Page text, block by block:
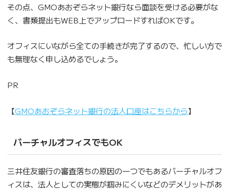
その点、GMOあおぞらネット銀行なら面談を受ける必要がな
く、書類提出もWEB上でアップロードすればOKです。
オフィスにいながら全ての手続きが完了するので、忙しい方で
も無理なく申し込めるでしょう。
PR
【GMOあおぞらネット銀行の法人口座はこちらから】
バーチャルオフィスでもOK
三井住友銀行の審査落ちの原因の一つでもあるバーチャルオフ
ィスは、法人としての実態が掴みにくいなどのデメリットがあ